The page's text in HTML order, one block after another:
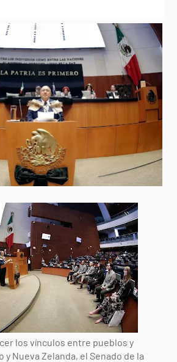
los vínculos entre pueblos y
y Nueva Zelanda, el Senado de la